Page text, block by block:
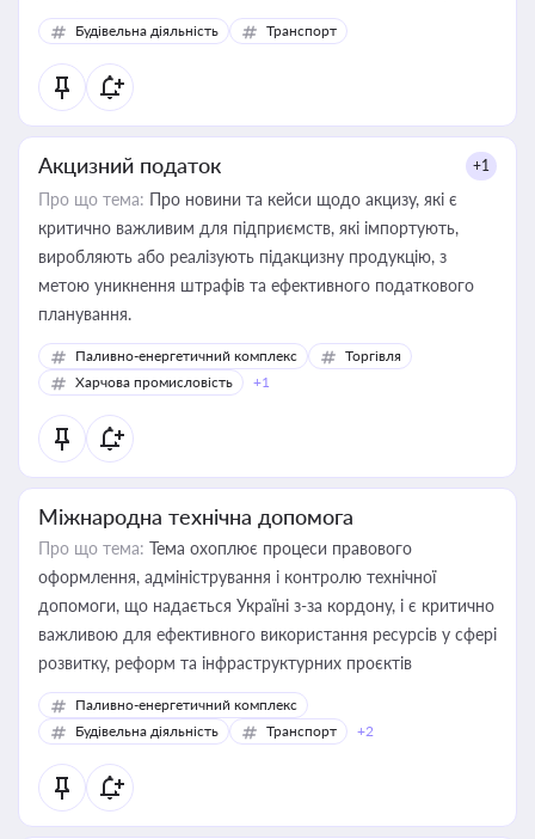
Будівельна діяльність Транспорт
Акцизний податок +1
Про що тема: Про новини та кейси щодо акцизу, які є
критично важливим для підприємств, які імпортують,
виробляють або реалізують підакцизну продукцію, з
метою уникнення штрафів та ефективного податкового
планування.
Паливно-енергетичний комплекс
Торгівля
Харчова промисловість
+1
Міжнародна технічна допомога
Про що тема: Тема охоплює процеси правового
оформлення, адміністрування і контролю технічної
допомоги, що надається Україні з-за кордону, і є критично
важливою для ефективного використання ресурсів у сфері
розвитку, реформ та інфраструктурних проєктів
Паливно-енергетичний комплекс
Будівельна діяльність
Транспорт +2